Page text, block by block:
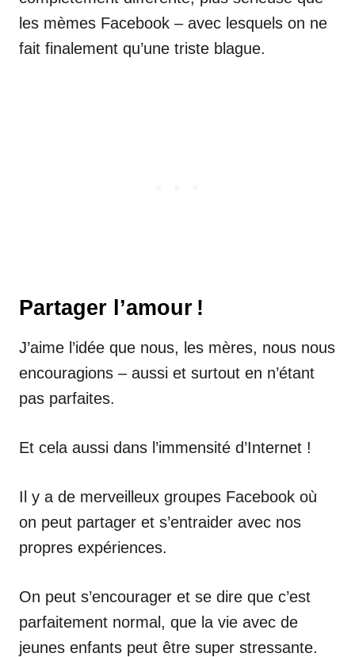
les mèmes Facebook – avec lesquels on ne
fait finalement qu’une triste blague.
Partager l’amour !
J’aime l’idée que nous, les mères, nous nous
encouragions – aussi et surtout en n’étant
pas parfaites.
Et cela aussi dans l’immensité d’Internet !
Il y a de merveilleux groupes Facebook où
on peut partager et s’entraider avec nos
propres expériences.
On peut s’encourager et se dire que c’est
parfaitement normal, que la vie avec de
jeunes enfants peut être super stressante.